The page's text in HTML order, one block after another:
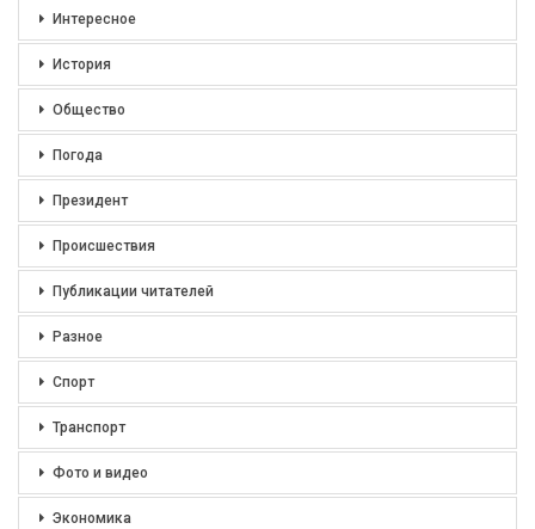
Интересное
История
Общество
Погода
Президент
Происшествия
Публикации читателей
Разное
Спорт
Транспорт
Фото и видео
Экономика